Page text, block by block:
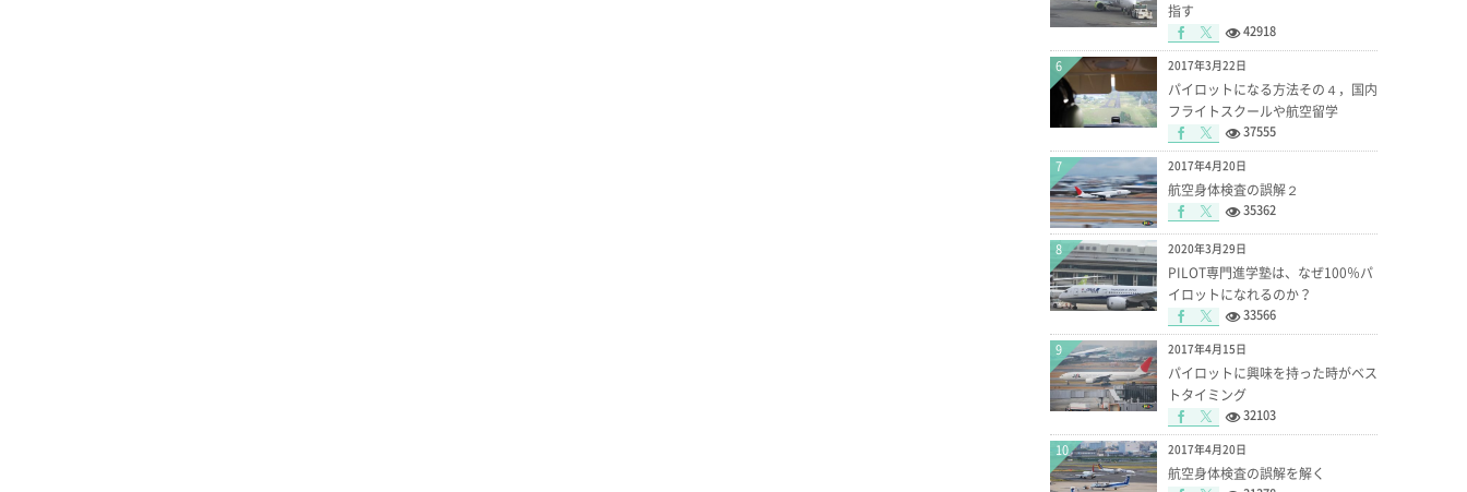
指す
42918
2017年3月22日
パイロットになる方法その４，国内
フライトスクールや航空留学
37555
6
2017年4月20日
航空身体検査の誤解２
35362
7
2020年3月29日
PILOT専門進学塾は、なぜ100％パ
イロットになれるのか？
33566
8
2017年4月15日
パイロットに興味を持った時がベス
トタイミング
32103
9
2017年4月20日
航空身体検査の誤解を解く
10